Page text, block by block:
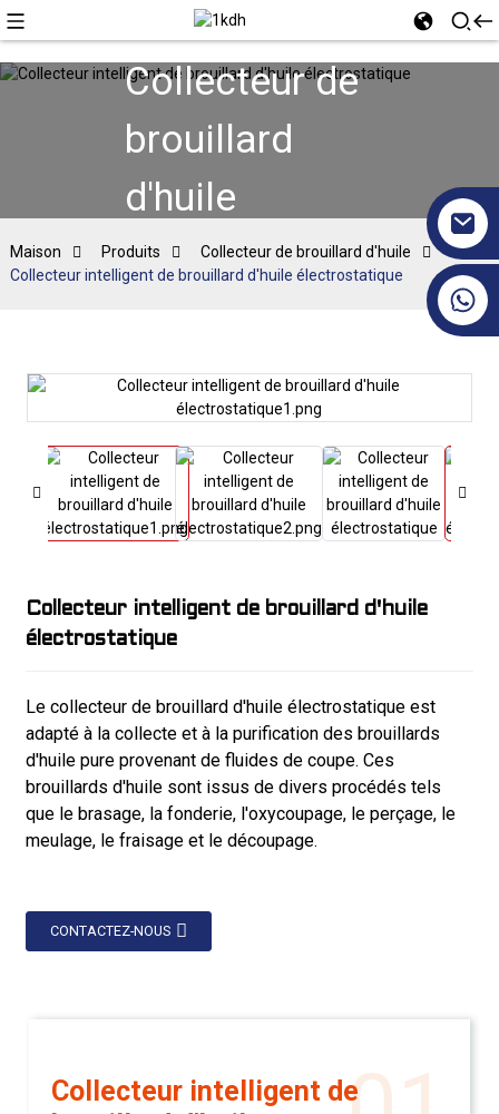
Collecteur de
brouillard
d'huile
Maison Produits
Collecteur de brouillard d'huile
Collecteur intelligent de brouillard d'huile électrostatique
Collecteur intelligent de brouillard d'huile
électrostatique
Le collecteur de brouillard d'huile électrostatique est
adapté à la collecte et à la purification des brouillards
d'huile pure provenant de fluides de coupe. Ces
brouillards d'huile sont issus de divers procédés tels
que le brasage, la fonderie, l'oxycoupage, le perçage, le
meulage, le fraisage et le découpage.
CONTACTEZ-NOUS
Collecteur intelligent de